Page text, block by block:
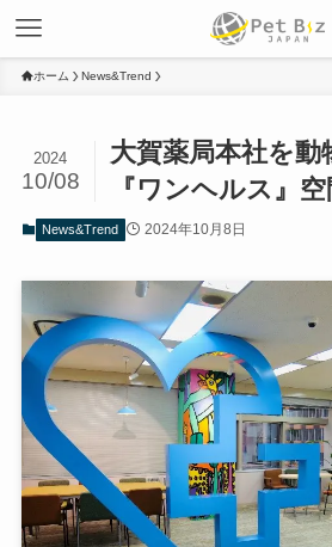
ホーム News&Trend
大賀薬局本社を動
『ワンヘルス』
2024
10/08
News&Trend 2024年10月8日